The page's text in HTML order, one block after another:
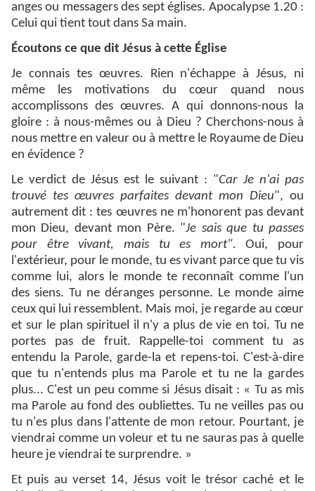
anges ou messagers des sept églises. Apocalypse 1.20 :
Celui qui tient tout dans Sa main.
Écoutons ce que dit Jésus à cette Église
Je connais tes œuvres. Rien n'échappe à Jésus, ni
même les motivations du cœur quand nous
accomplissons des œuvres. A qui donnons-nous la
gloire : à nous-mêmes ou à Dieu ? Cherchons-nous à
nous mettre en valeur ou à mettre le Royaume de Dieu
en évidence ?
Le verdict de Jésus est le suivant : "Car Je n'ai pas
trouvé tes œuvres parfaites devant mon Dieu", ou
autrement dit : tes œuvres ne m'honorent pas devant
mon Dieu, devant mon Père. "Je sais que tu passes
pour être vivant, mais tu es mort". Oui, pour
l'extérieur, pour le monde, tu es vivant parce que tu vis
comme lui, alors le monde te reconnaît comme l'un
des siens. Tu ne déranges personne. Le monde aime
ceux qui lui ressemblent. Mais moi, je regarde au cœur
et sur le plan spirituel il n'y a plus de vie en toi. Tu ne
portes pas de fruit. Rappelle-toi comment tu as
entendu la Parole, garde-la et repens-toi. C'est-à-dire
que tu n'entends plus ma Parole et tu ne la gardes
plus... C'est un peu comme si Jésus disait : « Tu as mis
ma Parole au fond des oubliettes. Tu ne veilles pas ou
tu n'es plus dans l'attente de mon retour. Pourtant, je
viendrai comme un voleur et tu ne sauras pas à quelle
heure je viendrai te surprendre. »
Et puis au verset 14, Jésus voit le trésor caché et le